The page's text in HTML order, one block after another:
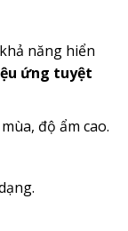
năng hiển
ứng tuyệt
độ ẩm cao.